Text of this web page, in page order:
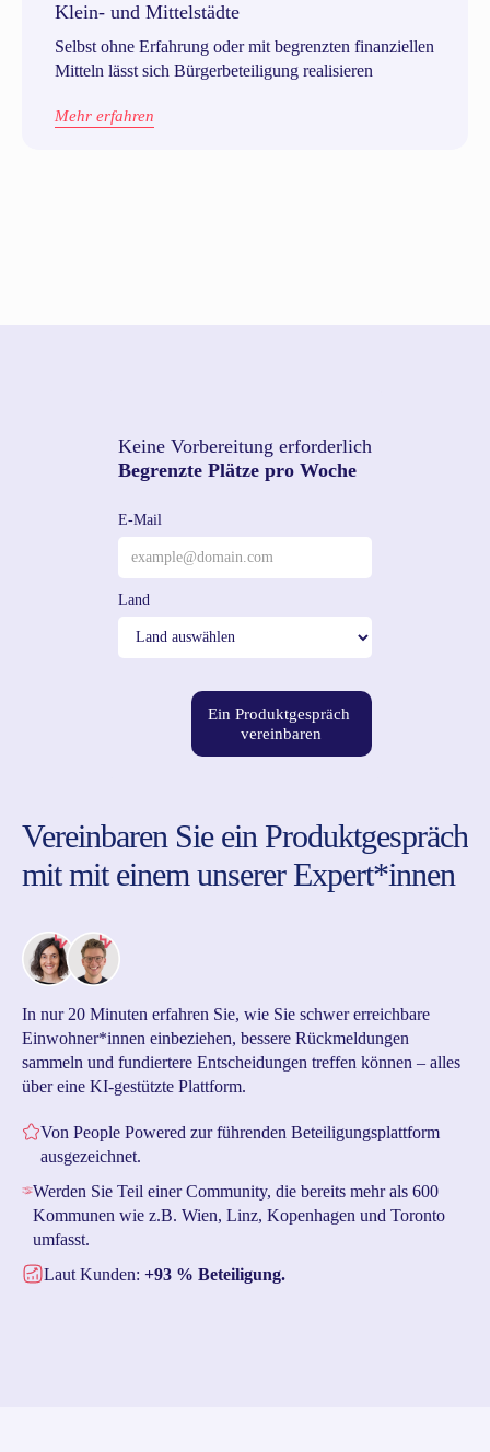
Klein- und Mittelstädte
Selbst ohne Erfahrung oder mit begrenzten finanziellen
Mitteln lässt sich Bürgerbeteiligung realisieren
Mehr erfahren
Keine Vorbereitung erforderlich
Begrenzte Plätze pro Woche
E-Mail
Land
Ein Produktgespräch
vereinbaren
Vereinbaren Sie ein Produktgespräch
mit mit einem unserer Expert*innen
In nur 20 Minuten erfahren Sie, wie Sie schwer erreichbare
Einwohner*innen einbeziehen, bessere Rückmeldungen
sammeln und fundiertere Entscheidungen treffen können – alles
über eine KI-gestützte Plattform.
Von People Powered zur führenden Beteiligungsplattform
ausgezeichnet.
Werden Sie Teil einer Community, die bereits mehr als 600
Kommunen wie z.B. Wien, Linz, Kopenhagen und Toronto
umfasst.
Laut Kunden: +93 % Beteiligung.